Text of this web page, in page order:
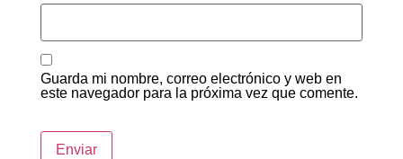
Guarda mi nombre, correo electrónico y web en
este navegador para la próxima vez que comente.